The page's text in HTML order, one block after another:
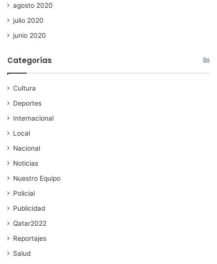
agosto 2020
julio 2020
junio 2020
Categorías
Cultura
Deportes
Internacional
Local
Nacional
Noticias
Nuestro Equipo
Policial
Publicidad
Qatar2022
Reportajes
Salud